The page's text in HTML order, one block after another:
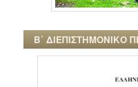
Β΄ ΔΙΕΠΙΣΤΗΜΟΝΙΚΟ